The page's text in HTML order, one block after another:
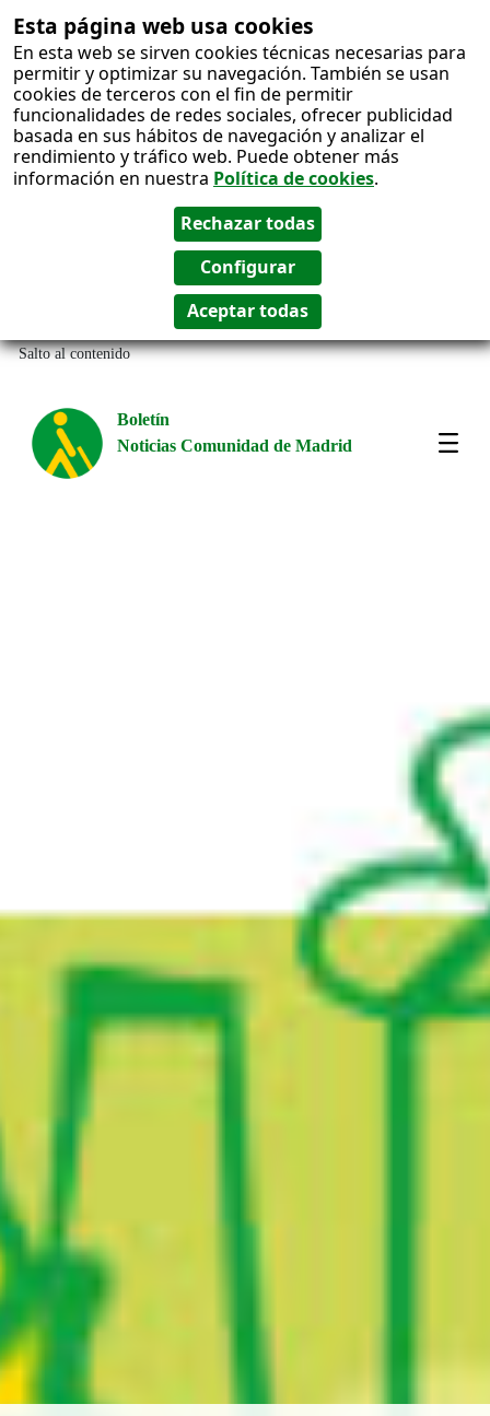
Esta página web usa cookies
En esta web se sirven cookies técnicas necesarias para
permitir y optimizar su navegación. También se usan
cookies de terceros con el fin de permitir
funcionalidades de redes sociales, ofrecer publicidad
basada en sus hábitos de navegación y analizar el
rendimiento y tráfico web. Puede obtener más
información en nuestra Política de cookies.
Salto al contenido
Boletín
Noticias Comunidad de Madrid